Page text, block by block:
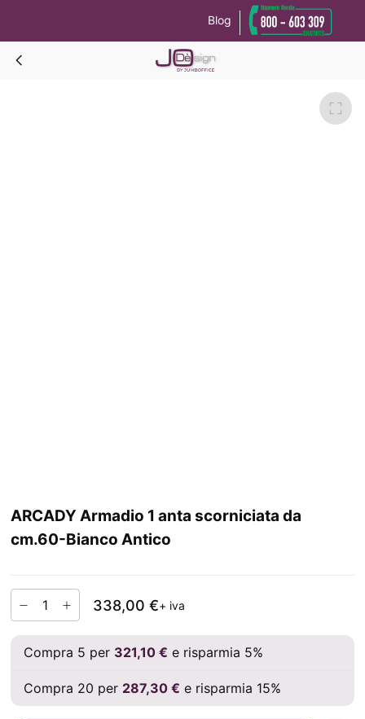
Blog
ARCADY Armadio 1 anta scorniciata da
cm.60-Bianco Antico
338,00 €+ iva
Compra 5 per 321,10 € e risparmia 5%
Compra 20 per 287,30 € e risparmia 15%
Informativa sulla raccolta
Le tue preferenze relative alla privacy